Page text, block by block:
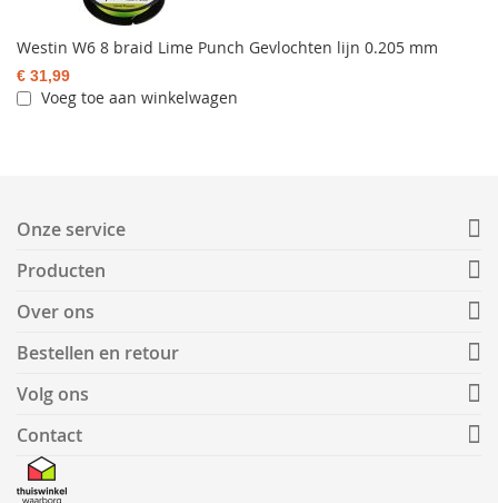
Westin W6 8 braid Lime Punch Gevlochten lijn 0.205 mm
€ 31,99
Voeg toe aan winkelwagen
Onze service
Producten
Over ons
Bestellen en retour
Volg ons
Contact